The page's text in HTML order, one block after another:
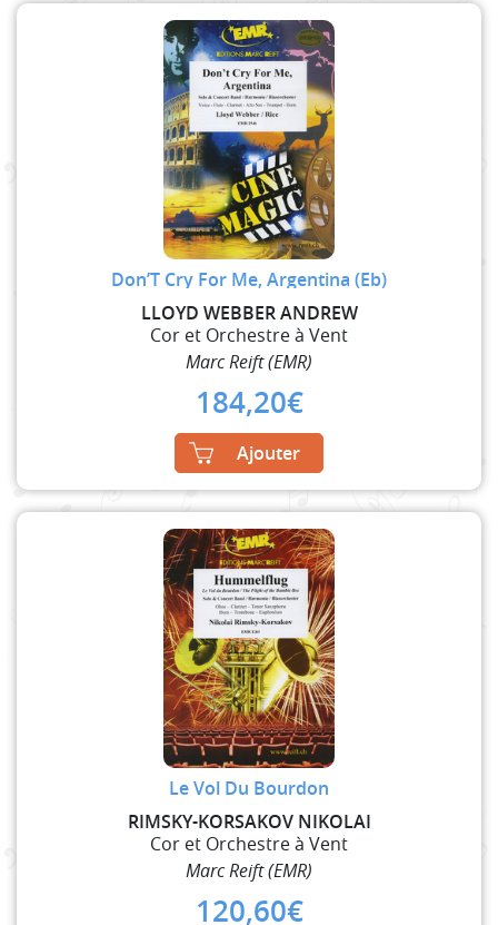
Don’T Cry For Me, Argentina (Eb)
LLOYD WEBBER ANDREW
Cor et Orchestre à Vent
Marc Reift (EMR)
184,20€
Ajouter
Le Vol Du Bourdon
RIMSKY-KORSAKOV NIKOLAI
Cor et Orchestre à Vent
Marc Reift (EMR)
120,60€